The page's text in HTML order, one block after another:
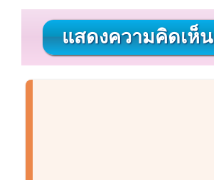
แสดงความคิดเห็น